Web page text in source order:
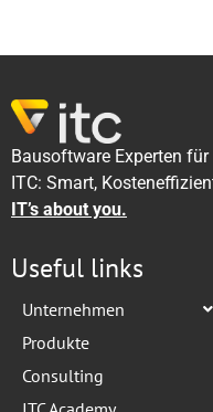
Bausoftware Experten
ITC: Smart,
IT’s about you.
Useful links
Unternehmen
Produkte
Consulting